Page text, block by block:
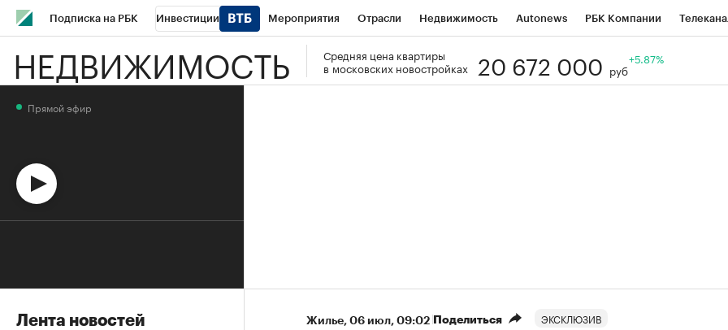
Подписка на РБК Инвестиции Мероприятия Отрасли Недвижимость Autonews РБК Компании
Школа управления РБК РБК Образование РБК Курсы РБК Life Тренды Национальные проекты
НЕДВИЖИМОСТЬ
Средняя цена квартиры
в московских новостройках
20 672 000 руб
+5.87%
Жилье⁠, 06 июл, 09:02 Поделиться ЭКСКЛЮЗИВ
Прямой эфир
Лента новостей